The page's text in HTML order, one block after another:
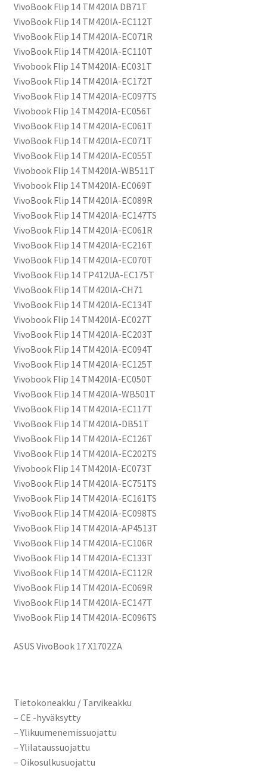
VivoBook Flip 14 TM420IA DB71T
VivoBook Flip 14 TM420IA-EC112T
VivoBook Flip 14 TM420IA-EC071R
VivoBook Flip 14 TM420IA-EC110T
Vivobook Flip 14 TM420IA-EC031T
VivoBook Flip 14 TM420IA-EC172T
VivoBook Flip 14 TM420IA-EC097TS
Vivobook Flip 14 TM420IA-EC056T
VivoBook Flip 14 TM420IA-EC061T
VivoBook Flip 14 TM420IA-EC071T
VivoBook Flip 14 TM420IA-EC055T
Vivobook Flip 14 TM420IA-WB511T
Vivobook Flip 14 TM420IA-EC069T
VivoBook Flip 14 TM420IA-EC089R
VivoBook Flip 14 TM420IA-EC147TS
VivoBook Flip 14 TM420IA-EC061R
VivoBook Flip 14 TM420IA-EC216T
VivoBook Flip 14 TM420IA-EC070T
VivoBook Flip 14 TP412UA-EC175T
VivoBook Flip 14 TM420IA-CH71
VivoBook Flip 14 TM420IA-EC134T
Vivobook Flip 14 TM420IA-EC027T
VivoBook Flip 14 TM420IA-EC203T
VivoBook Flip 14 TM420IA-EC094T
VivoBook Flip 14 TM420IA-EC125T
Vivobook Flip 14 TM420IA-EC050T
VivoBook Flip 14 TM420IA-WB501T
VivoBook Flip 14 TM420IA-EC117T
VivoBook Flip 14 TM420IA-DB51T
VivoBook Flip 14 TM420IA-EC126T
VivoBook Flip 14 TM420IA-EC202TS
Vivobook Flip 14 TM420IA-EC073T
VivoBook Flip 14 TM420IA-EC751TS
VivoBook Flip 14 TM420IA-EC161TS
VivoBook Flip 14 TM420IA-EC098TS
VivoBook Flip 14 TM420IA-AP4513T
VivoBook Flip 14 TM420IA-EC106R
VivoBook Flip 14 TM420IA-EC133T
VivoBook Flip 14 TM420IA-EC112R
VivoBook Flip 14 TM420IA-EC069R
VivoBook Flip 14 TM420IA-EC147T
VivoBook Flip 14 TM420IA-EC096TS
ASUS VivoBook 17 X1702ZA
Tietokoneakku / Tarvikeakku
– CE -hyväksytty
– Ylikuumenemissuojattu
– Ylilataussuojattu
– Oikosulkusuojattu